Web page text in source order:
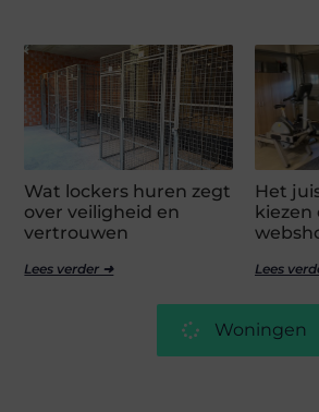
Wat lockers huren zegt
over veiligheid en
vertrouwen
Lees verder ➜
Het
kiezen
Lees
Woningen